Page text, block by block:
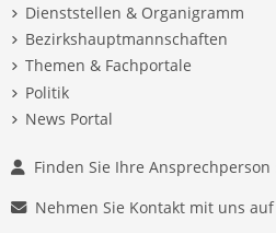
Dienststellen & Organigramm
Bezirkshauptmannschaften
Themen & Fachportale
Politik
News Portal
Finden Sie Ihre Ansprechperson
Nehmen Sie Kontakt mit uns auf